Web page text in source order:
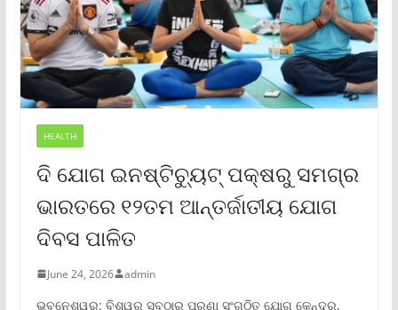
HEALTH
ଦି ଯୋଗ ଇନଷ୍ଟିଚ୍ୟୁଟ୍ ପକ୍ଷରୁ ସମଗ୍ର
ଭାରତରେ ୧୨ତମ ଆନ୍ତର୍ଜାତୀୟ ଯୋଗ
ଦିବସ ପାଳିତ
June 24, 2026 admin
ଭୁବନେଶ୍ୱର: ବିଶ୍ୱର ସବୁଠାରୁ ପୁରୁଣା ସଂଗଠିତ ଯୋଗ କେନ୍ଦ୍ର,